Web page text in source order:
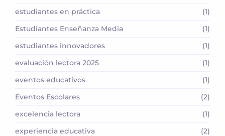
estudiantes en práctica
(1)
Estudiantes Enseñanza Media
(1)
estudiantes innovadores
(1)
evaluación lectora 2025
(1)
eventos educativos
(1)
Eventos Escolares
(2)
excelencia lectora
(1)
experiencia educativa
(2)